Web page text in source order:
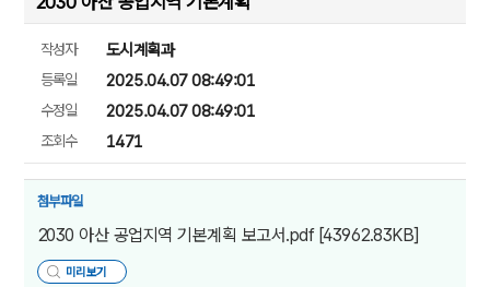
작성자 도시계획과
등록일 2025.04.07 08:49:01
수정일 2025.04.07 08:49:01
조회수 1471
첨부파일
2030 아산 공업지역 기본계획 보고서.pdf [43962.83KB]
미리보기